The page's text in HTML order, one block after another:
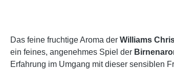
Das feine fruchtige Aroma der Williams
ein feines, angenehmes Spiel der
Erfahrung im Umgang mit dieser sensiblen